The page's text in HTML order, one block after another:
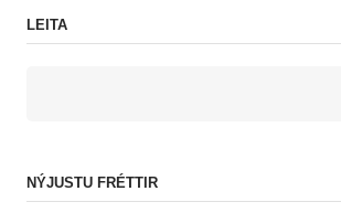
LEITA
NÝJUSTU FRÉTTIR